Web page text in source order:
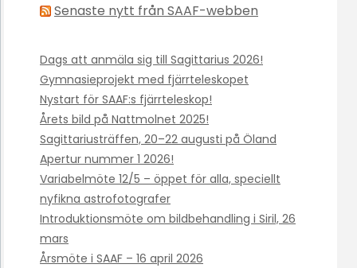
Senaste nytt från SAAF-webben
Dags att anmäla sig till Sagittarius 2026!
Gymnasieprojekt med fjärrteleskopet
Nystart för SAAF:s fjärrteleskop!
Årets bild på Nattmolnet 2025!
Sagittariusträffen, 20–22 augusti på Öland
Apertur nummer 1 2026!
Variabelmöte 12/5 – öppet för alla, speciellt
nyfikna astrofotografer
Introduktionsmöte om bildbehandling i Siril, 26
mars
Årsmöte i SAAF – 16 april 2026